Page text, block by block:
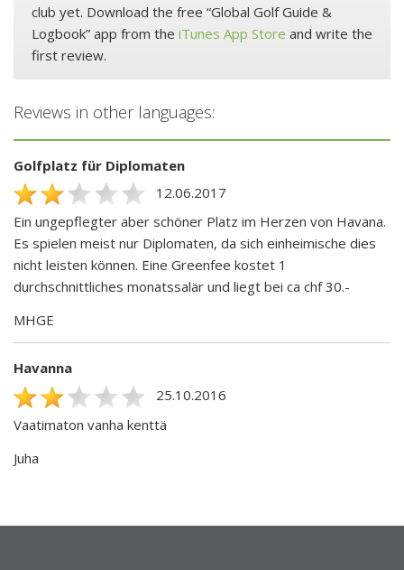
club yet. Download the free “Global Golf Guide &
Logbook” app from the iTunes App Store and write the
first review.
Reviews in other languages:
Golfplatz für Diplomaten
12.06.2017
Ein ungepflegter aber schöner Platz im Herzen von Havana.
Es spielen meist nur Diplomaten, da sich einheimische dies
nicht leisten können. Eine Greenfee kostet 1
durchschnittliches monatssalär und liegt bei ca chf 30.-
MHGE
Havanna
25.10.2016
Vaatimaton vanha kenttä
Juha